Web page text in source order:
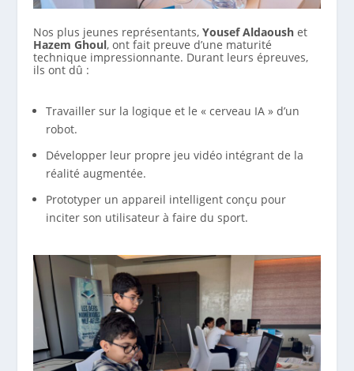
Nos plus jeunes représentants,Yousef Aldaoush et
Hazem Ghoul, ont fait preuve d’une maturité
technique impressionnante. Durant leurs épreuves,
ils ont dû :
Travailler sur la logique et le « cerveau IA » d’un
robot.
Développer leur propre jeu vidéo intégrant de la
réalité augmentée.
Prototyper un appareil intelligent conçu pour
inciter son utilisateur à faire du sport.